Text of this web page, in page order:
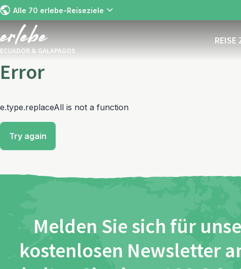
Alle 70 erlebe-Reiseziele
ECUADOR & GALAPAGOS
REISE
Error
e.type.replaceAll is not a function
Try again
Melden Sie sich für
kostenlosen Newsletter